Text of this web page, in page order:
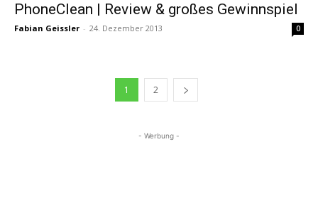
PhoneClean | Review & großes Gewinnspiel
Fabian Geissler - 24. Dezember 2013 0
1 2
- Werbung -